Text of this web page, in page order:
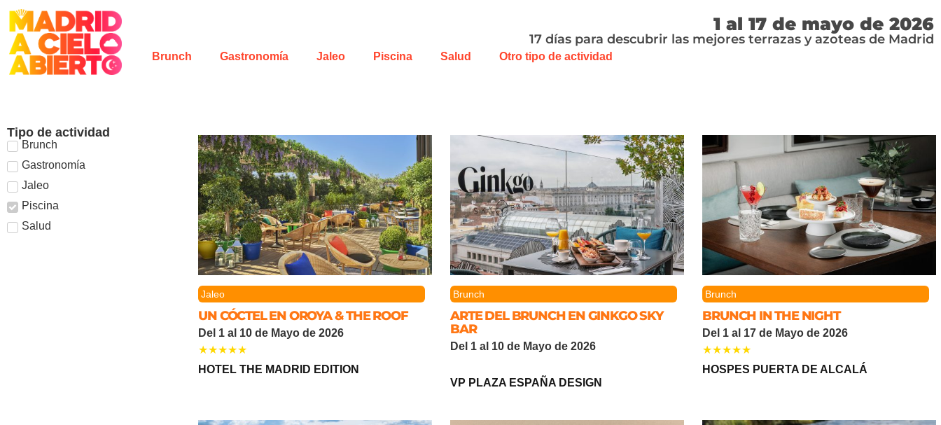
1 al 17 de mayo de 2026
17 días para descubrir las mejores terrazas y azoteas de Madrid
Brunch Gastronomía Jaleo Piscina Salud Otro tipo de actividad
Tipo de actividad
Brunch
Gastronomía
Jaleo
Piscina
Salud
Jaleo
UN CÓCTEL EN OROYA & THE ROOF
Del 1 al 10 de Mayo de 2026
HOTEL THE MADRID EDITION
Brunch
ARTE DEL BRUNCH EN GINKGO SKY
BAR
Del 1 al 10 de Mayo de 2026
VP PLAZA ESPAÑA DESIGN
Brunch
BRUNCH IN THE NIGHT
Del 1 al 17 de Mayo de 2026
HOSPES PUERTA DE ALCALÁ